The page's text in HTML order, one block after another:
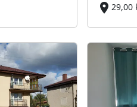
29,00